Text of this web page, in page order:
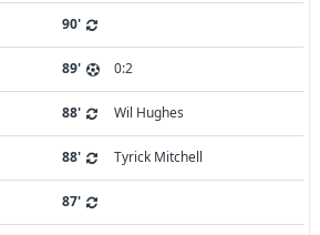
90'
89' 0:2
88' Wil Hughes
88' Tyrick Mitchell
87'